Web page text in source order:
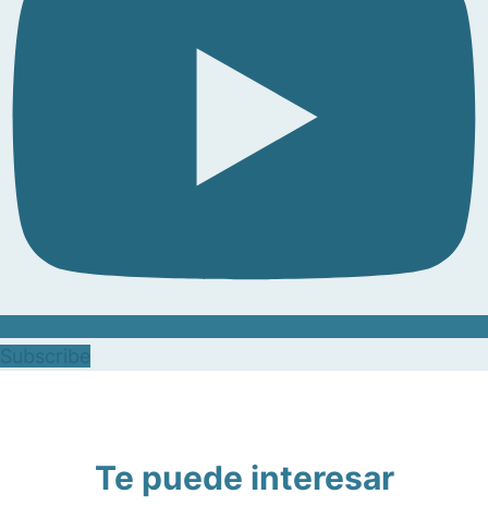
Te puede interesar